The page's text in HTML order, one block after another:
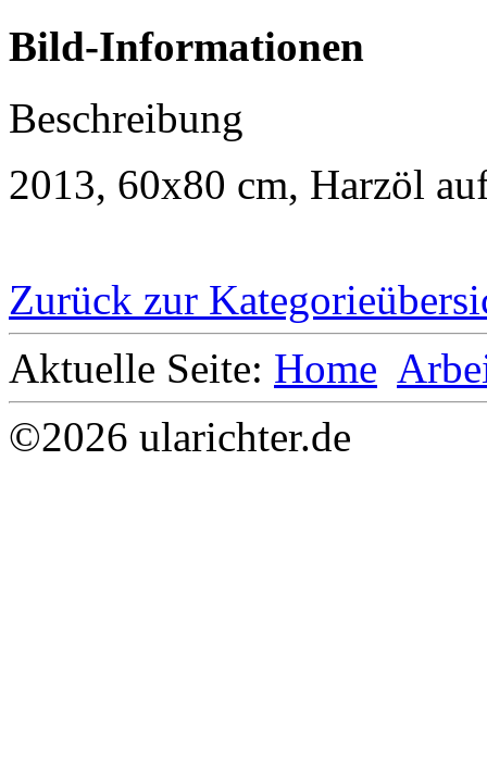
Bild-Informationen
Beschreibung
2013, 60x80 cm, Harzöl
Zurück zur
Aktuelle Seite: Home
©2026 ularichter.de